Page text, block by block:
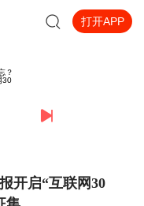
打开APP
开启“互联网30